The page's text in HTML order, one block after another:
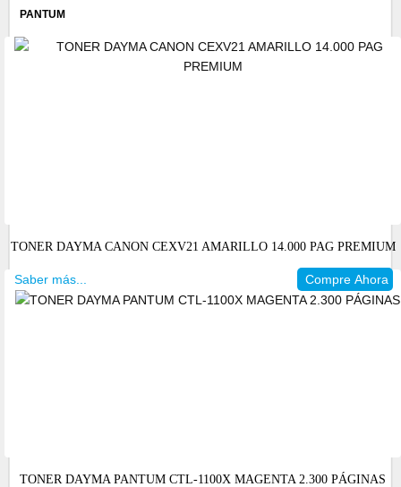
PANTUM
TONER DAYMA CANON CEXV21 AMARILLO 14.000 PAG PREMIUM
Saber más... Compre Ahora
TONER DAYMA PANTUM CTL-1100X MAGENTA 2.300 PÁGINAS